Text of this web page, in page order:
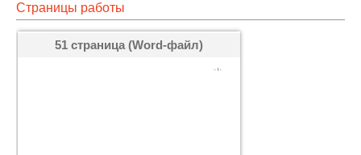
Страницы работы
51 страница (Word-файл)